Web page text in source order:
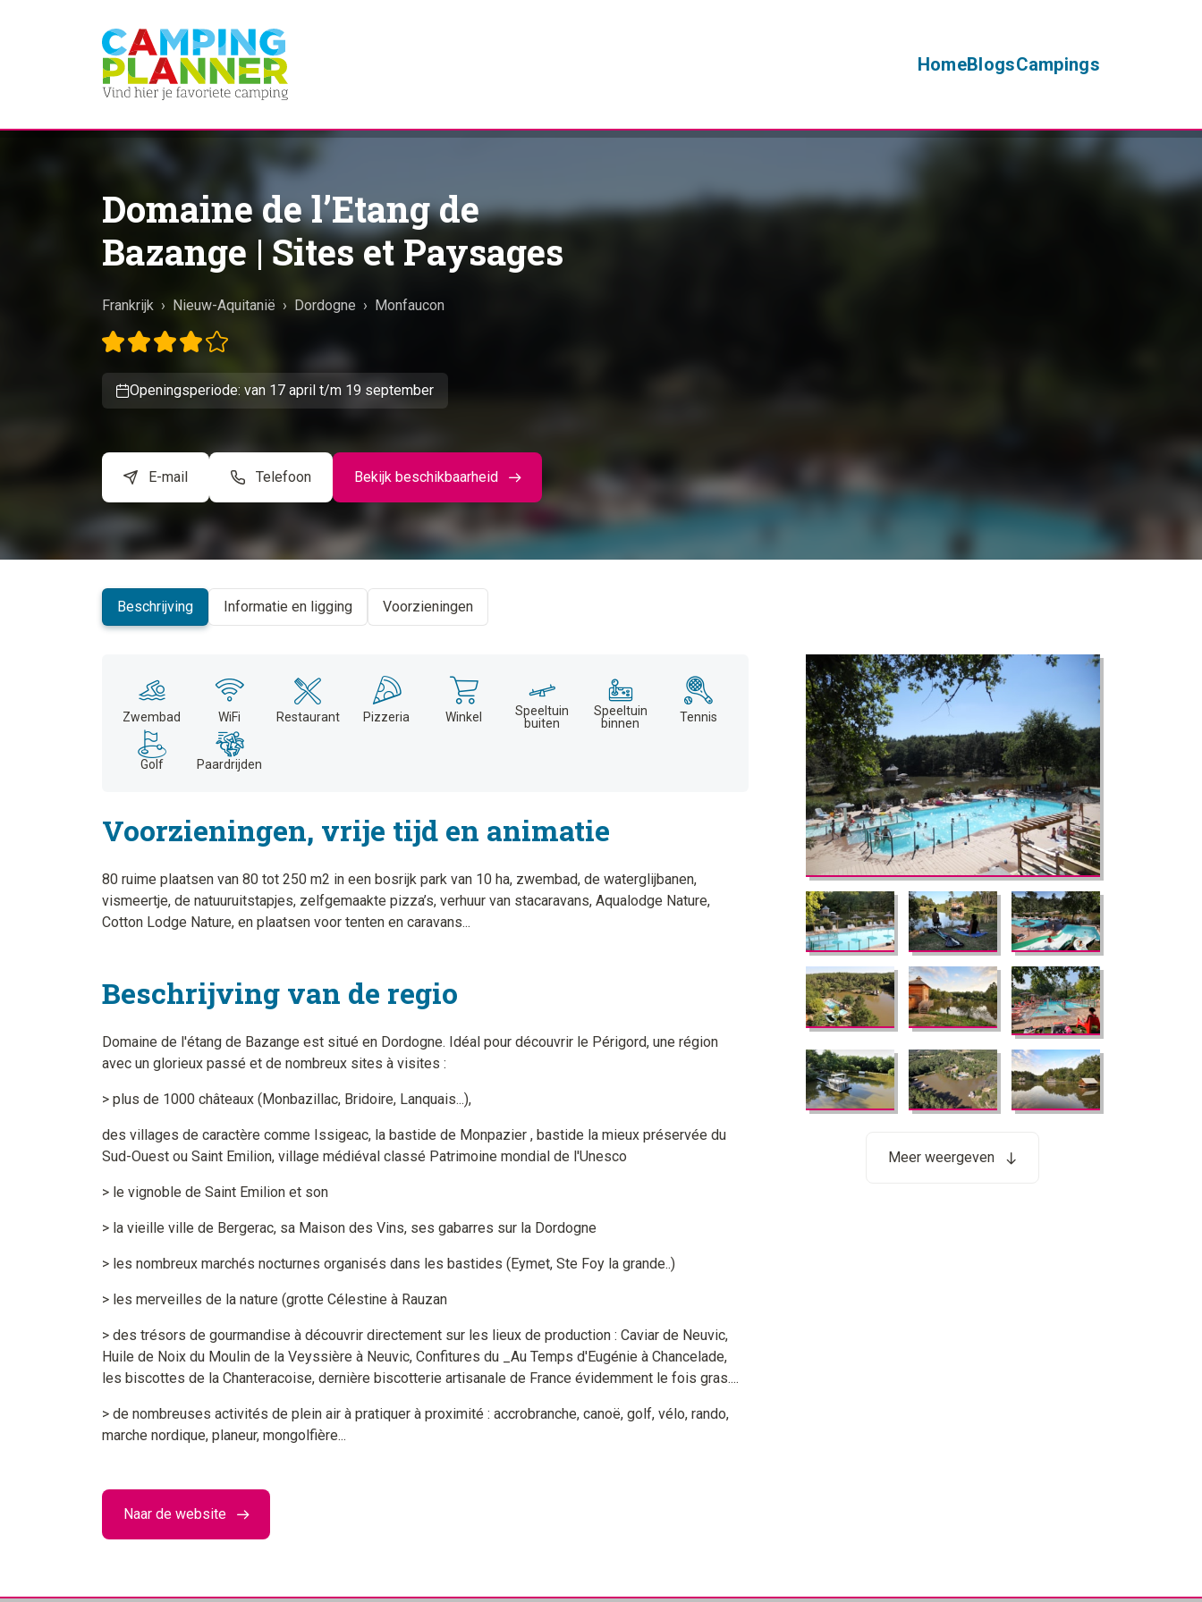
HomeBlogsCampings
Domaine de l’Etang de
Bazange | Sites et Paysages
Frankrijk › Nieuw-Aquitanië › Dordogne › Monfaucon
Openingsperiode: van 17 april t/m 19 september
E-mail Telefoon Bekijk beschikbaarheid
Beschrijving Informatie en ligging Voorzieningen
Zwembad WiFi Restaurant Pizzeria Winkel
Speeltuin
buiten
Speeltuin
binnen
Tennis
Golf Paardrijden
Voorzieningen, vrije tijd en animatie
80 ruime plaatsen van 80 tot 250 m2 in een bosrijk park van 10 ha, zwembad, de waterglijbanen,
vismeertje, de natuuruitstapjes, zelfgemaakte pizza’s, verhuur van stacaravans, Aqualodge Nature,
Cotton Lodge Nature, en plaatsen voor tenten en caravans...
Beschrijving van de regio
Domaine de l'étang de Bazange est situé en Dordogne. Idéal pour découvrir le Périgord, une région
avec un glorieux passé et de nombreux sites à visites :
> plus de 1000 châteaux (Monbazillac, Bridoire, Lanquais...),
des villages de caractère comme Issigeac, la bastide de Monpazier , bastide la mieux préservée du
Sud-Ouest ou Saint Emilion, village médiéval classé Patrimoine mondial de l'Unesco
> le vignoble de Saint Emilion et son
> la vieille ville de Bergerac, sa Maison des Vins, ses gabarres sur la Dordogne
> les nombreux marchés nocturnes organisés dans les bastides (Eymet, Ste Foy la grande..)
> les merveilles de la nature (grotte Célestine à Rauzan
> des trésors de gourmandise à découvrir directement sur les lieux de production : Caviar de Neuvic,
Huile de Noix du Moulin de la Veyssière à Neuvic, Confitures du _Au Temps d'Eugénie à Chancelade,
les biscottes de la Chanteracoise, dernière biscotterie artisanale de France évidemment le fois gras....
> de nombreuses activités de plein air à pratiquer à proximité : accrobranche, canoë, golf, vélo, rando,
marche nordique, planeur, mongolfière...
Meer weergeven
Naar de website